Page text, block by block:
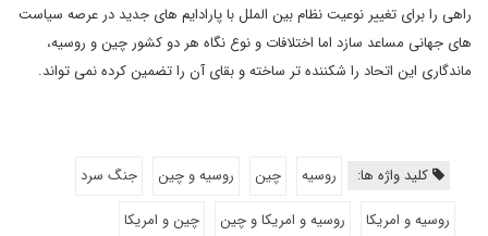
راهی را برای تغییر نوعیت نظام بین الملل با پارادایم های جدید در عرصه سیاست
های جهانی مساعد سازد اما اختلافات و نوع نگاه هر دو کشور چین و روسیه،
ماندگاری این اتحاد را شکننده تر ساخته و بقای آن را تضمین کرده نمی تواند.
کلید واژه ها: روسیه چین روسیه و چین
جنگ سرد
روسیه و امریکا
روسیه و امریکا و چین
چین و امریکا